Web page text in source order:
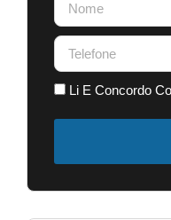
Li E Concordo